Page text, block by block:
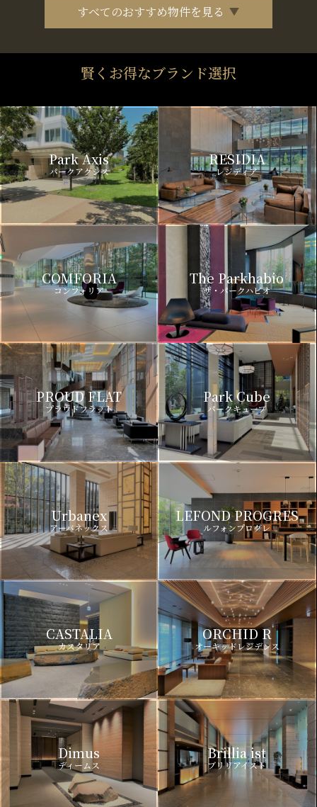
すべてのおすすめ物件を見る
賢くお得なブランド選択
Park Axis
パークアクシス
RESIDIA
レジディア
COMFORIA
コンフォリア
The Parkhabio
ザ・パークハビオ
PROUD FLAT
プラウドフラット
Park Cube
パークキューブ
Urbanex
アーバネックス
LEFOND PROGRES
ルフォンプログレ
CASTALIA
カスタリア
ORCHID R
オーキッドレジデンス
Dimus
ディームス
Brillia ist
ブリリアイスト